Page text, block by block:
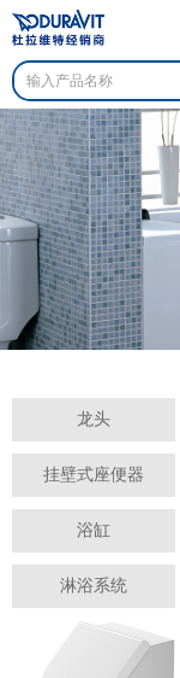
龙头
挂壁式座便器
浴缸
淋浴系统